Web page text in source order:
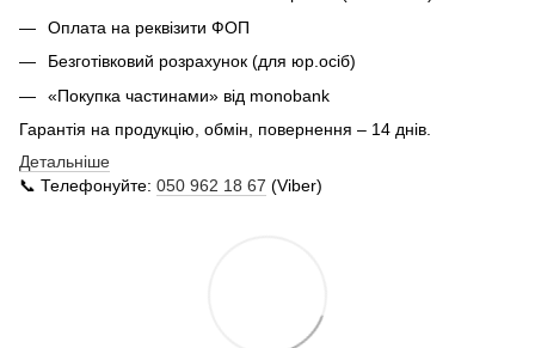
Оплата на реквізити ФОП
Безготівковий розрахунок (для юр.осіб)
«Покупка частинами» від monobank
Гарантія на продукцію, обмін, повернення – 14 днів.
Детальніше
📞 Телефонуйте: 050 962 18 67 (Viber)